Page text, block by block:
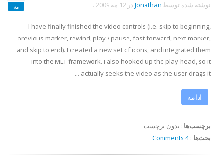
مه نوشته شده توسط Jonathan در 12 مه 2009 .
I have finally finished the video controls (i.e. skip to beginning,
previous marker, rewind, play / pause, fast-forward, next marker,
and skip to end). I created a new set of icons, and integrated them
into the MLT framework. I also hooked up the play-head, so it
actually seeks the video as the user drags it ...
ادامه
برچسب‌ها : بدون برچسب
بحث‌ها :
4 Comments